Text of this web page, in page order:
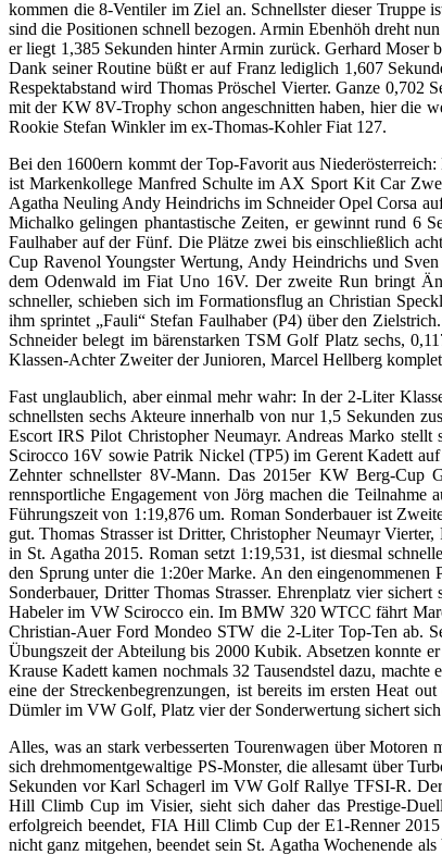
kommen die 8-Ventiler im Ziel an. Schnellster dieser Truppe
sind die Positionen schnell bezogen. Armin Ebenhöh dreht
er liegt 1,385 Sekunden hinter Armin zurück. Gerhard Moser
Dank seiner Routine büßt er auf Franz lediglich 1,607
Respektabstand wird Thomas Pröschel Vierter. Ganze 0,702
mit der KW 8V-Trophy schon angeschnitten haben, hier die
Rookie Stefan Winkler im ex-Thomas-Kohler Fiat 127.
Bei den 1600ern kommt der Top-Favorit aus
ist Markenkollege Manfred Schulte im AX Sport Kit Car
Agatha Neuling Andy Heindrichs im Schneider Opel Corsa
Michalko gelingen phantastische Zeiten, er gewinnt rund 6
Faulhaber auf der Fünf. Die Plätze zwei bis einschließlich
Cup Ravenol Youngster Wertung, Andy Heindrichs und
dem Odenwald im Fiat Uno 16V. Der zweite Run bringt
schneller, schieben sich im Formationsflug an Christian
ihm sprintet „Fauli“ Stefan Faulhaber (P4) über den
Schneider belegt im bärenstarken TSM Golf Platz sechs,
Klassen-Achter Zweiter der Junioren, Marcel Hellberg
Fast unglaublich, aber einmal mehr wahr: In der 2-Liter
schnellsten sechs Akteure innerhalb von nur 1,5 Sekunden
Escort IRS Pilot Christopher Neumayr. Andreas Marko
Scirocco 16V sowie Patrik Nickel (TP5) im Gerent Kadett
Zehnter schnellster 8V-Mann. Das 2015er KW Berg-Cup
rennsportliche Engagement von Jörg machen die
Führungszeit von 1:19,876 um. Roman Sonderbauer ist
gut. Thomas Strasser ist Dritter, Christopher Neumayr
in St. Agatha 2015. Roman setzt 1:19,531, ist diesmal
den Sprung unter die 1:20er Marke. An den
Sonderbauer, Dritter Thomas Strasser. Ehrenplatz vier
Habeler im VW Scirocco ein. Im BMW 320 WTCC fährt
Christian-Auer Ford Mondeo STW die 2-Liter Top-Ten ab.
Übungszeit der Abteilung bis 2000 Kubik. Absetzen konnte
Krause Kadett kamen nochmals 32 Tausendstel dazu,
eine der Streckenbegrenzungen, ist bereits im ersten Heat
Dümler im VW Golf, Platz vier der Sonderwertung sichert
Alles, was an stark verbesserten Tourenwagen über
sich drehmomentgewaltige PS-Monster, die allesamt über
Sekunden vor Karl Schagerl im VW Golf Rallye TFSI-R.
Hill Climb Cup im Visier, sieht sich daher das Prestige-
erfolgreich beendet, FIA Hill Climb Cup der E1-Renner
nicht ganz mitgehen, beendet sein St. Agatha Wochenende